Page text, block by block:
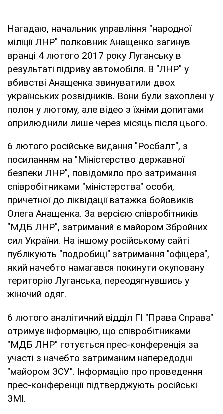
Нагадаю, начальник управління "народної
міліції ЛНР" полковник Анащенко загинув
вранці 4 лютого 2017 року Луганську в
результаті підриву автомобіля. В "ЛНР" у
вбивстві Анащенка звинуватили двох
українських розвідників. Вони були захоплені у
полон у лютому, але відео з їхніми допитами
оприлюднили лише через місяць після цього.
6 лютого російське видання "Росбалт", з
посиланням на "Міністерство державної
безпеки ЛНР", повідомило про затримання
співробітниками "міністерства" особи,
причетної до ліквідації ватажка бойовиків
Олега Анащенка. За версією співробітників
"МДБ ЛНР", затриманий є майором Збройних
сил України. На іншому російському сайті
публікують "подробиці" затримання "офіцера",
який начебто намагався покинути окуповану
територію Луганська, переодягнувшись у
жіночий одяг.
6 лютого аналітичний відділ ГІ "Права Справа"
отримує інформацію, що співробітниками
"МДБ ЛНР" готується прес-конференція за
участі з начебто затриманим напередодні
"майором ЗСУ". Інформацію про проведення
прес-конференції підтверджують російські
ЗМІ.